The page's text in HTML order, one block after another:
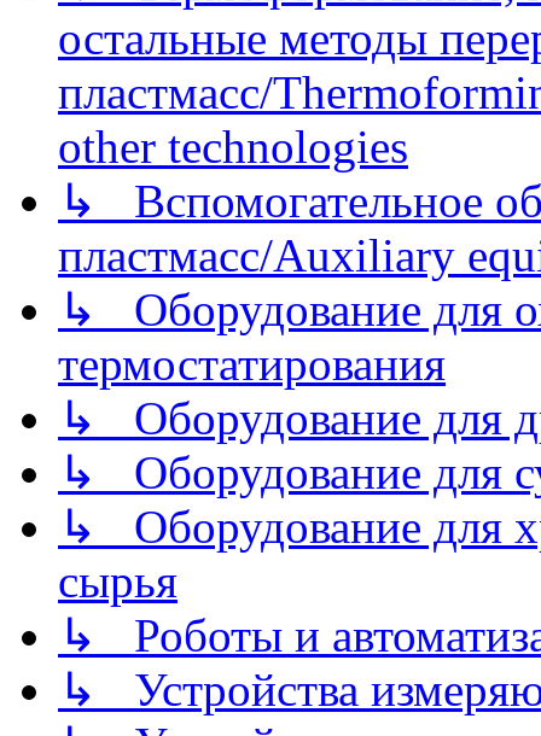
остальные методы
пластмасс/
other technologies
↳ Вспомогательное
пластмасс/Auxiliary
↳ Оборудование для
термостатирования
↳ Оборудование для
↳ Оборудование для
↳ Оборудование для
сырья
↳ Роботы и
↳ Устройства